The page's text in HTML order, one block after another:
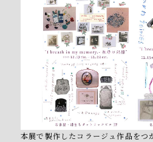
本展で製作したコラージュ作品をつ